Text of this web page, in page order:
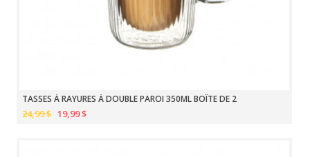
TASSES À RAYURES À DOUBLE PAROI 350ML BOÎTE DE 2
24,99 $ 19,99 $